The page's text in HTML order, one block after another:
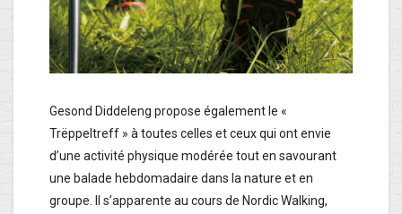
Gesond Diddeleng propose également le «
Trëppeltreff » à toutes celles et ceux qui ont envie
d’une activité physique modérée tout en savourant
une balade hebdomadaire dans la nature et en
groupe. Il s’apparente au cours de Nordic Walking,